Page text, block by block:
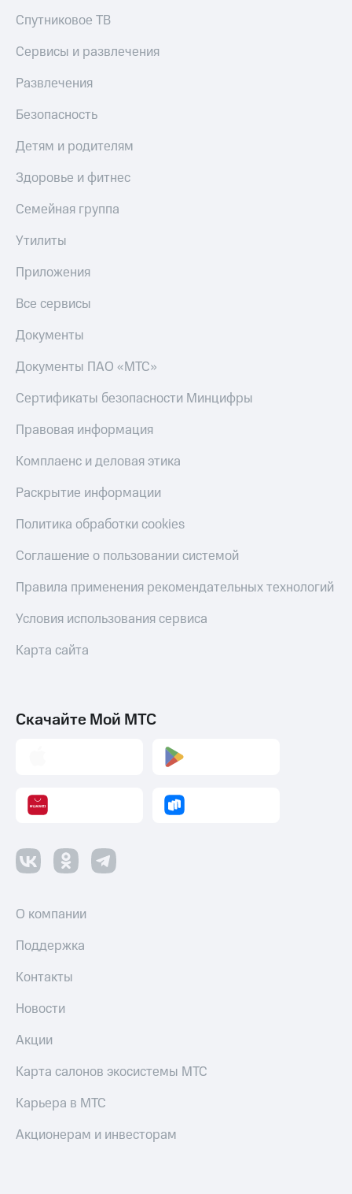
Спутниковое ТВ
Сервисы и развлечения
Развлечения
Безопасность
Детям и родителям
Здоровье и фитнес
Семейная группа
Утилиты
Приложения
Все сервисы
Документы
Документы ПАО «МТС»
Сертификаты безопасности Минцифры
Правовая информация
Комплаенс и деловая этика
Раскрытие информации
Политика обработки cookies
Соглашение о пользовании системой
Правила применения рекомендательных технологий
Условия использования сервиса
Карта сайта
Скачайте Мой МТС
О компании
Поддержка
Контакты
Новости
Акции
Карта салонов экосистемы МТС
Карьера в МТС
Акционерам и инвесторам